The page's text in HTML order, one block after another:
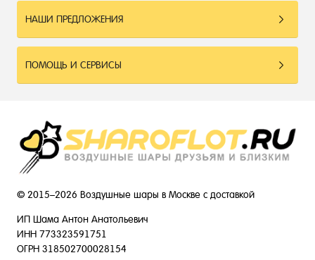
НАШИ ПРЕДЛОЖЕНИЯ
ПОМОЩЬ И СЕРВИСЫ
© 2015–2026 Воздушные шары в Москве с доставкой
ИП Шама Антон Анатольевич
ИНН 773323591751
ОГРН 318502700028154